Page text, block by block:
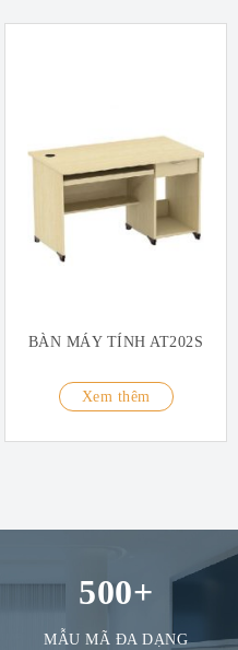
BÀN MÁY TÍNH AT202S
Xem thêm
500+
MẪU MÃ ĐA DẠNG